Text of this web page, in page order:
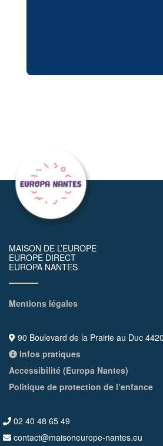
MAISON DE L’EUROPE
EUROPE DIRECT
EUROPA NANTES
Mentions légales
90 Boulevard de la Prairie au Duc
Infos pratiques
Accessibilité (Europa Nantes)
Politique de protection de l’enfance
02 40 48 65 49
contact@maisoneurope-nantes.eu